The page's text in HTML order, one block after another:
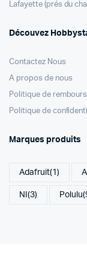
Lafayette (prés du
Découvez
Contactez Nous
A propos de nous
Politique de
Politique de
Marques produits
Adafruit(1)
NI (3) Polulu